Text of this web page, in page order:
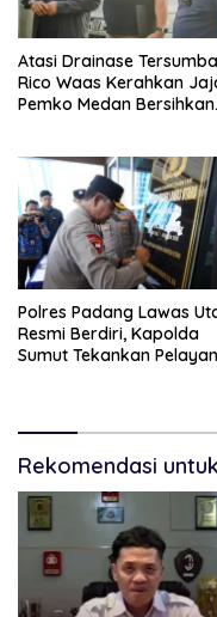
Atasi Drainase
Rico Waas Kerahkan
Pemko Medan Bersihkan
Polres Padang Lawas
Resmi Berdiri, Kapolda
Sumut Tekankan
Rekomendasi